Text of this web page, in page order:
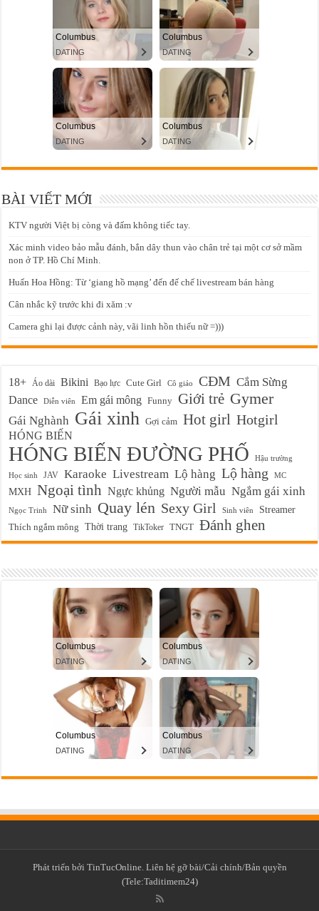
BÀI VIẾT MỚI
KTV người Việt bị còng và đấm không tiếc tay.
Xác minh video bảo mẫu đánh, bắn dây thun vào chân trẻ tại một cơ sở mầm
non ở TP. Hồ Chí Minh.
Huấn Hoa Hồng: Từ ‘giang hồ mạng’ đến đế chế livestream bán hàng
Cân nhắc kỹ trước khi đi xăm :v
Camera ghi lại được cảnh này, vãi linh hồn thiếu nữ =)))
18+ Áo dài Bikini Bạo lực Cute Girl Cô giáo CĐM Cắm Sừng
Dance Diễn viên Em gái mông Funny Giới trẻ Gymer
Gái Nghành Gái xinh Gợi cảm Hot girl Hotgirl
HÓNG BIẾN
HÓNG BIẾN ĐƯỜNG PHỐ
Hậu trường
Học sinh
JAV Karaoke Livestream Lộ hàng Lộ hàng MC
MXH Ngoại tình Ngực khủng Người mẫu Ngắm gái xinh
Ngọc Trinh Nữ sinh Quay lén Sexy Girl Sinh viên Streamer
Thích ngắm mông Thời trang TikToker TNGT Đánh ghen
Phát triển bởi TinTucOnline. Liên hệ gỡ bài/Cải chính/Bản quyền
(Tele:Taditimem24)